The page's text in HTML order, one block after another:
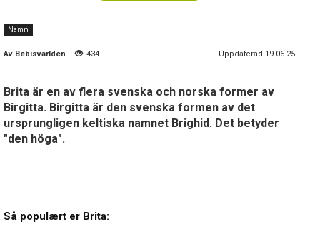
Namn
Av Bebisvarlden 434 Uppdaterad 19.06.25
Brita är en av flera svenska och norska former av
Birgitta. Birgitta är den svenska formen av det
ursprungligen keltiska namnet Brighid. Det betyder
"den höga".
Så populært er Brita: